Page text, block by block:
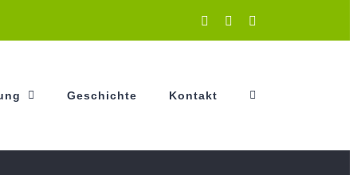
InstagramFacebook
Geschichte Kontakt